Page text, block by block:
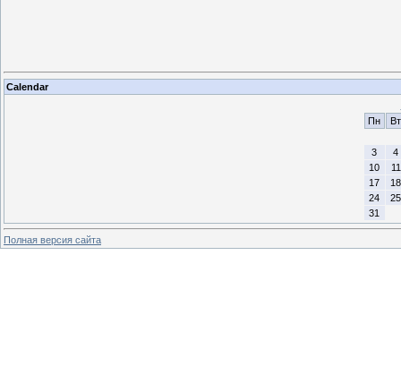
Calendar
Пн
Вт
3
4
10
11
17
18
24
25
31
Полная версия сайта